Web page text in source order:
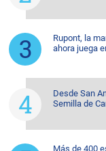
Rupont, la
ahora juega
Desde San
Semilla de
Más de 400